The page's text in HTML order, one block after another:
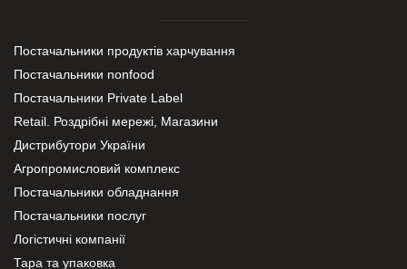
Постачальники продуктів харчування
Постачальники nonfood
Постачальники Private Label
Retail. Роздрібні мережі, Магазини
Дистрибутори України
Агропромисловий комплекс
Постачальники обладнання
Постачальники послуг
Логістичні компанії
Тара та упаковка